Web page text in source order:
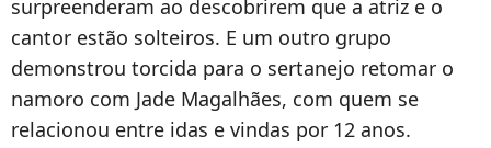
surpreenderam ao descobrirem que a atriz e o
cantor estão solteiros. E um outro grupo
demonstrou torcida para o sertanejo retomar o
namoro com Jade Magalhães, com quem se
relacionou entre idas e vindas por 12 anos.